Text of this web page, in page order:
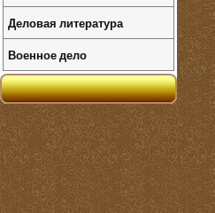
Деловая литература
Военное дело